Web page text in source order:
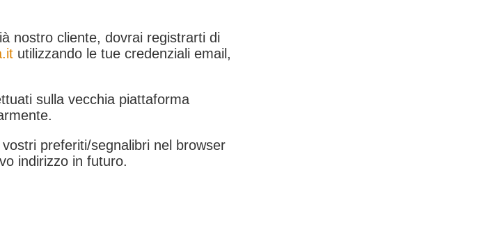
nostro cliente, dovrai registrarti di
utilizzando le tue credenziali email,
sulla vecchia piattaforma
preferiti/segnalibri nel browser
indirizzo in futuro.